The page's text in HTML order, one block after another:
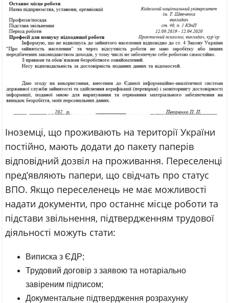
Іноземці, що проживають на території України
постійно, мають додати до пакету паперів
відповідний дозвіл на проживання. Переселенці
пред’являють папери, що свідчать про статус
ВПО. Якщо переселенець не має можливості
надати документи, про останнє місце роботи та
підстави звільнення, підтвердженням трудової
діяльності можуть стати:
Виписка з ЄДР;
Трудовий договір з заявою та нотаріально
завіреним підписом;
Документальне підтвердження розрахунку